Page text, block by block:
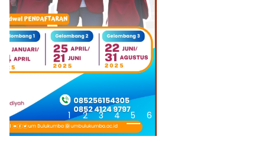
1 2 3 4 5 6